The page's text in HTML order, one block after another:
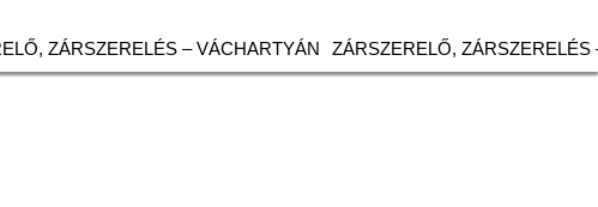
ZÁRSZERELÉS – VÁCHARTYÁN ZÁRSZERELŐ, ZÁRSZERELÉS